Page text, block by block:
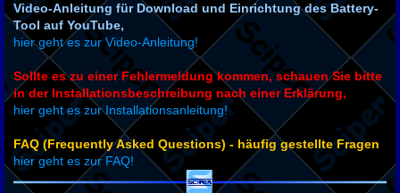
Video-Anleitung für Download und Einrichtung des Battery-
Tool auf YouTube,
hier geht es zur Video-Anleitung!
Sollte es zu einer Fehlermeldung kommen, schauen Sie bitte
in der Installationsbeschreibung nach einer Erklärung,
hier geht es zur Installationsanleitung!
FAQ (Frequently Asked Questions) - häufig gestellte Fragen
hier geht es zur FAQ!